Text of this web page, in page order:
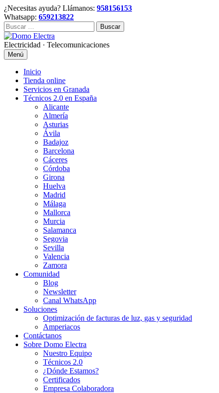
Skip
to
content
¿Necesitas ayuda? Llámanos: 958156153
Whatsapp: 659213822
Buscar:
Electricidad · Telecomunicaciones
Menú
Inicio
Tienda online
Servicios en Granada
Técnicos 2.0 en España
Alicante
Almería
Asturias
Ávila
Badajoz
Barcelona
Cáceres
Córdoba
Girona
Huelva
Madrid
Málaga
Mallorca
Murcia
Salamanca
Segovia
Sevilla
Valencia
Zamora
Comunidad
Blog
Newsletter
Canal WhatsApp
Soluciones
Optimización de facturas de luz, gas y seguridad
Amperiacos
Contáctanos
Sobre Domo Electra
Nuestro Equipo
Técnicos 2.0
¿Dónde Estamos?
Certificados
Empresa Colaboradora